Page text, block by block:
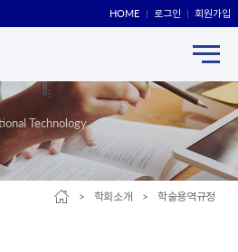
HOME 로그인 회원가입
Technology
> 학회소개 > 학술용역규정